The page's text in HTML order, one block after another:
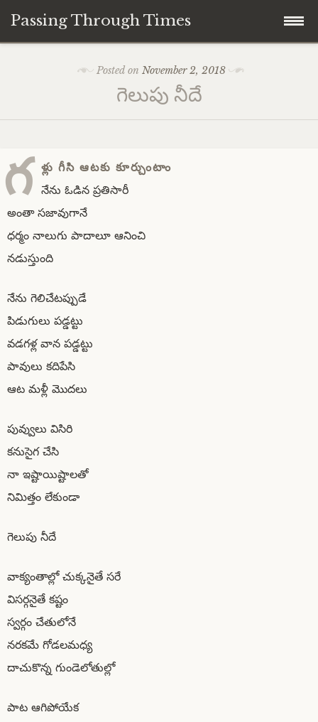
Passing Through Times
Posted onNovember 2, 2018
గెలుపు నీదే
గ ళ్లు గీసి ఆటకు కూర్చుంటాం
నేను ఓడిన ప్రతిసారీ
అంతా సజావుగానే
ధర్మం నాలుగు పాదాలూ ఆనించి
నడుస్తుంది
నేను గెలిచేటప్పుడే
పిడుగులు పడ్డట్టు
వడగళ్ల వాన పడ్డట్టు
పావులు కదిపేసి
ఆట మళ్లీ మొదలు
పువ్వులు విసిరి
కనుసైగ చేసి
నా ఇష్టాయిష్టాలతో
నిమిత్తం లేకుండా
గెలుపు నీదే
వాక్యంతాల్లో చుక్కనైతే సరే
విసర్గనైతే కష్టం
స్వర్గం చేతులోనే
నరకమే గోడలమధ్య
దాచుకొన్న గుండెలోతుల్లో
పాట ఆగిపోయేక